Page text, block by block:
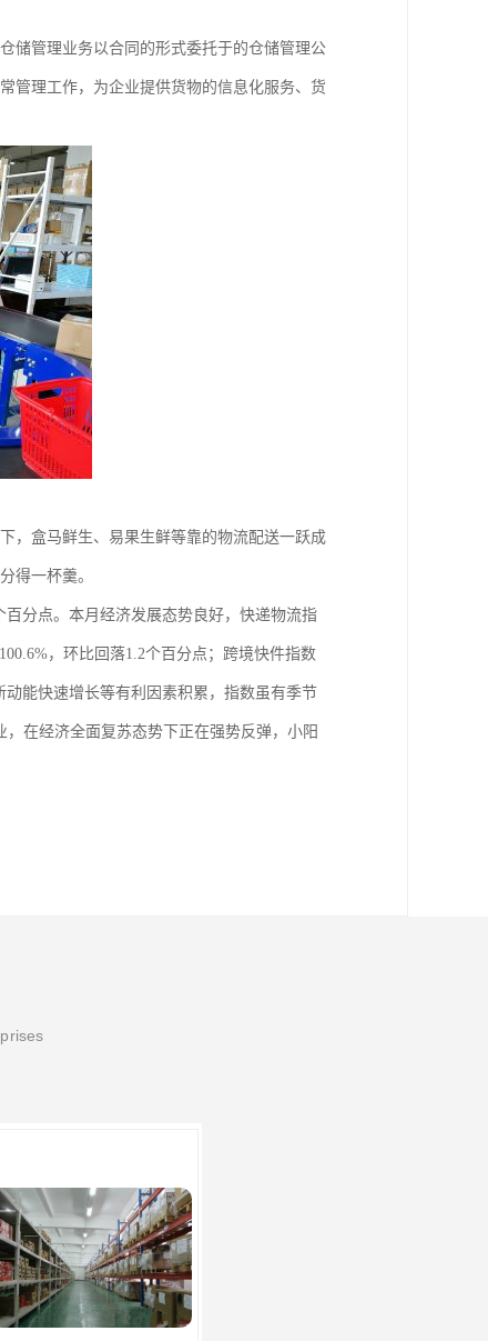
储管理业务以合同的形式委托于的仓储管理公
管理工作，为企业提供货物的信息化服务、货
，盒马鲜生、易果生鲜等靠的物流配送一跃成
得一杯羹。
分点。本月经济发展态势良好，快递物流指
，环比回落1.2个百分点；跨境快件指数
能快速增长等有利因素积累，指数虽有季节
在经济全面复苏态势下正在强势反弹，小阳